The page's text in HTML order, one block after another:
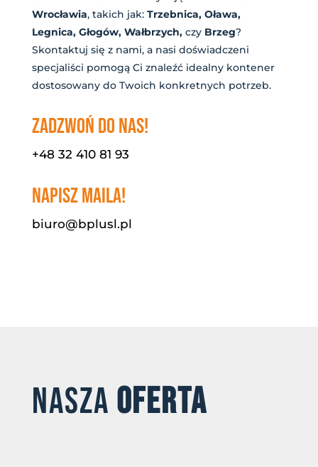
Wrocławia, takich jak: Trzebnica, Oława,
Legnica, Głogów, Wałbrzych, czyBrzeg?
Skontaktuj się z nami, a nasi doświadczeni
specjaliści pomogą Ci znaleźć idealny kontener
dostosowany do Twoich konkretnych potrzeb.
ZADZWOŃ DO NAS!
+48 32 410 81 93
NAPISZ MAILA!
biuro@bplusl.pl
NASZA OFERTA